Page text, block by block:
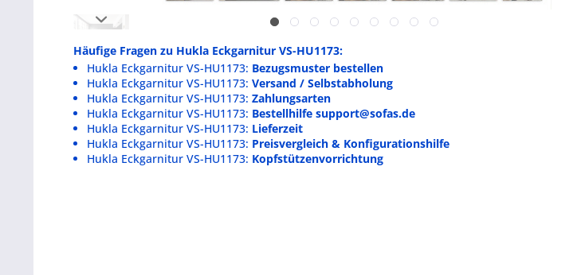
Häufige Fragen zu Hukla Eckgarnitur VS-HU1173:
Hukla Eckgarnitur VS-HU1173: Bezugsmuster bestellen
Hukla Eckgarnitur VS-HU1173: Versand / Selbstabholung
Hukla Eckgarnitur VS-HU1173: Zahlungsarten
Hukla Eckgarnitur VS-HU1173: Bestellhilfe support@sofas.de
Hukla Eckgarnitur VS-HU1173: Lieferzeit
Hukla Eckgarnitur VS-HU1173: Preisvergleich & Konfigurationshilfe
Hukla Eckgarnitur VS-HU1173: Kopfstützenvorrichtung